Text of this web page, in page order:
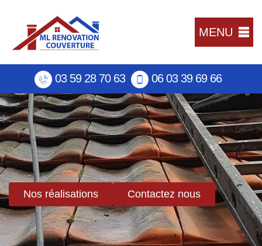
MENU
03 59 28 70 63 06 03 39 69 66
Nos réalisations Contactez nous